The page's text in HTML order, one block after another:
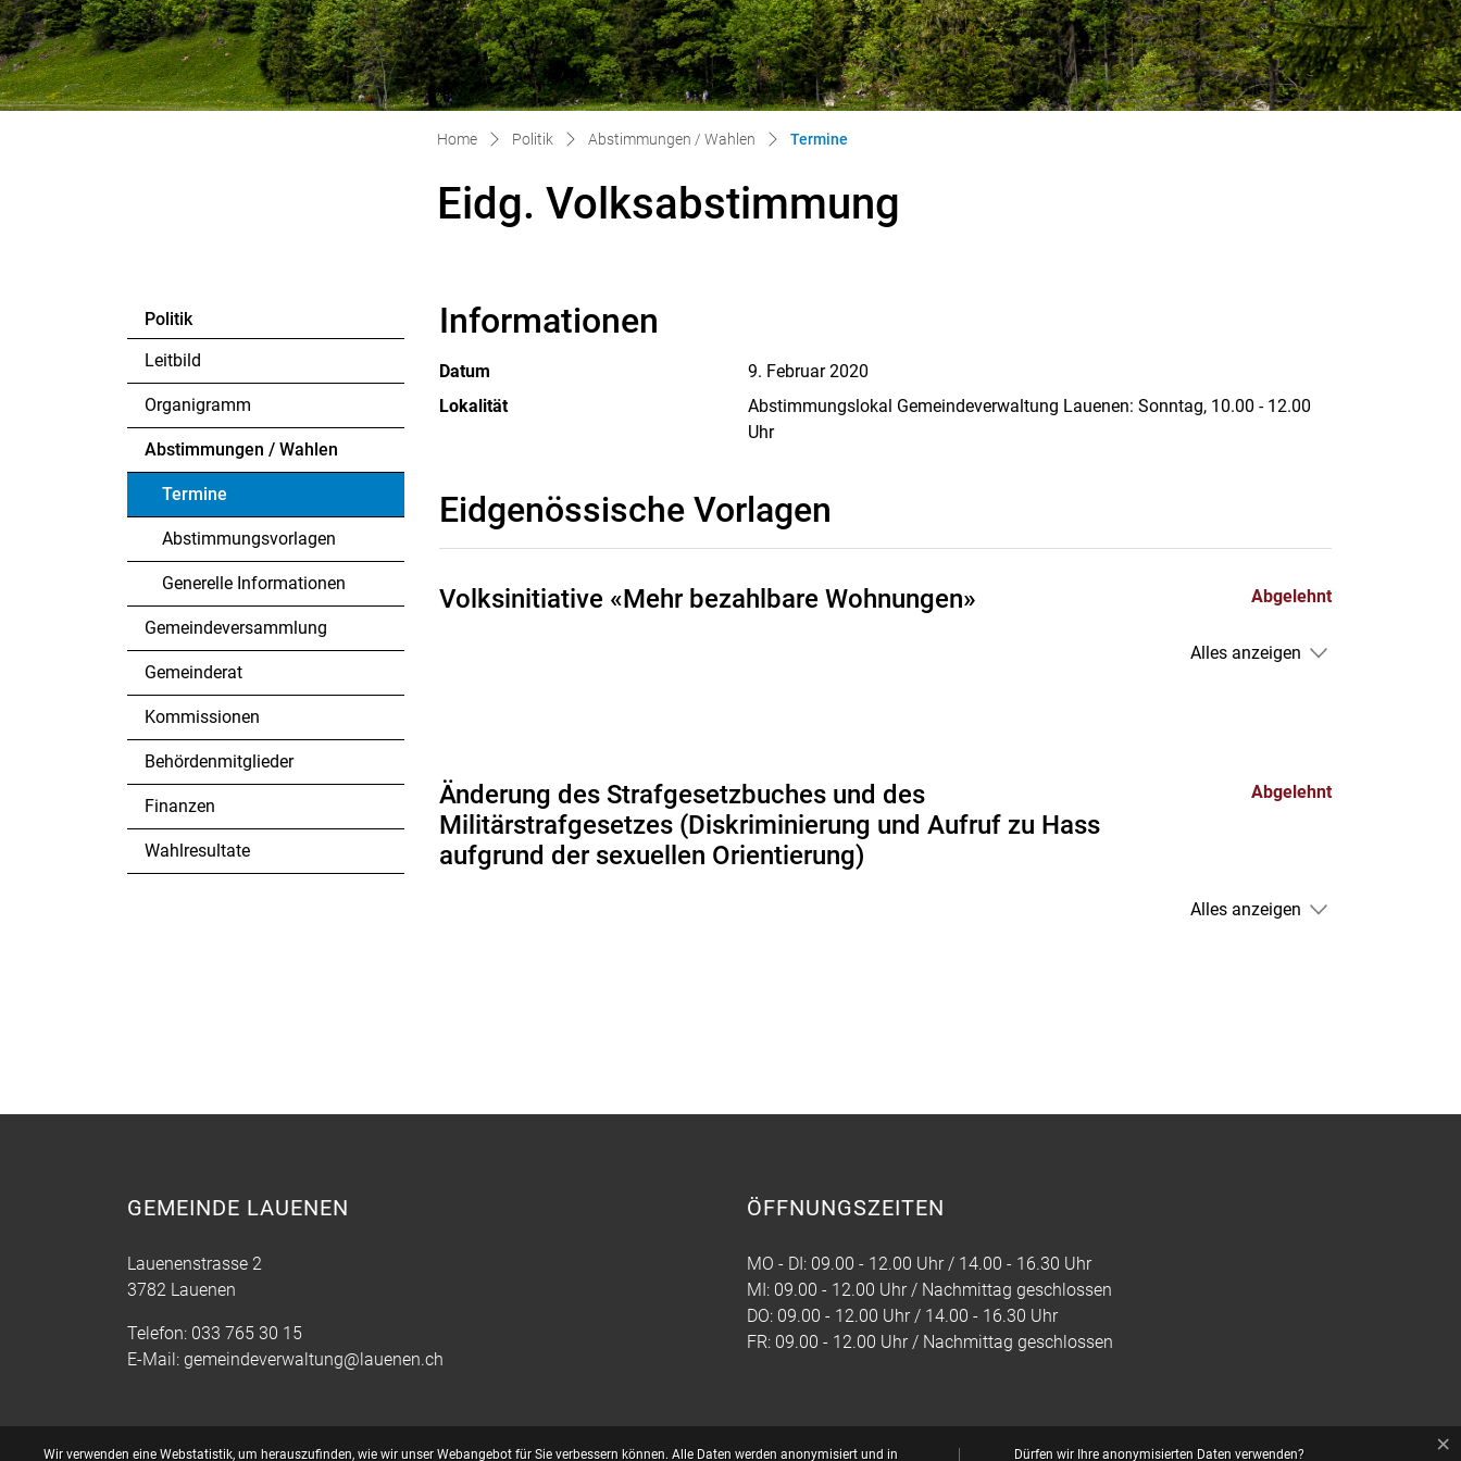
Home Politik Abstimmungen / Wahlen Termine
Eidg. Volksabstimmung
Politik
Leitbild
Organigramm
Abstimmungen / Wahlen
Termine
(ausgewählt)
Abstimmungsvorlagen
Generelle Informationen
Gemeindeversammlung
Gemeinderat
Kommissionen
Behördenmitglieder
Finanzen
Wahlresultate
Informationen
Datum
9. Februar 2020
Lokalität
Abstimmungslokal Gemeindeverwaltung Lauenen: Sonntag, 10.00 - 12.00
Uhr
Eidgenössische Vorlagen
Volksinitiative «Mehr bezahlbare Wohnungen» Abgelehnt
Alles anzeigen
Änderung des Strafgesetzbuches und des
Militärstrafgesetzes (Diskriminierung und Aufruf zu Hass
aufgrund der sexuellen Orientierung)
Abgelehnt
Alles anzeigen
GEMEINDE LAUENEN
Lauenenstrasse 2
3782 Lauenen
Telefon: 033 765 30 15
E-Mail: gemeindeverwaltung@lauenen.ch
ÖFFNUNGSZEITEN
MO - DI: 09.00 - 12.00 Uhr / 14.00 - 16.30 Uhr
MI: 09.00 - 12.00 Uhr / Nachmittag geschlossen
DO: 09.00 - 12.00 Uhr / 14.00 - 16.30 Uhr
FR: 09.00 - 12.00 Uhr / Nachmittag geschlossen
Webstatistik
Wir verwenden eine Webstatistik, um herauszufinden, wie wir unser Webangebot für Sie verbessern können. Alle Daten werden anonymisiert und in Dürfen wir Ihre anonymisierten Daten verwenden? ×